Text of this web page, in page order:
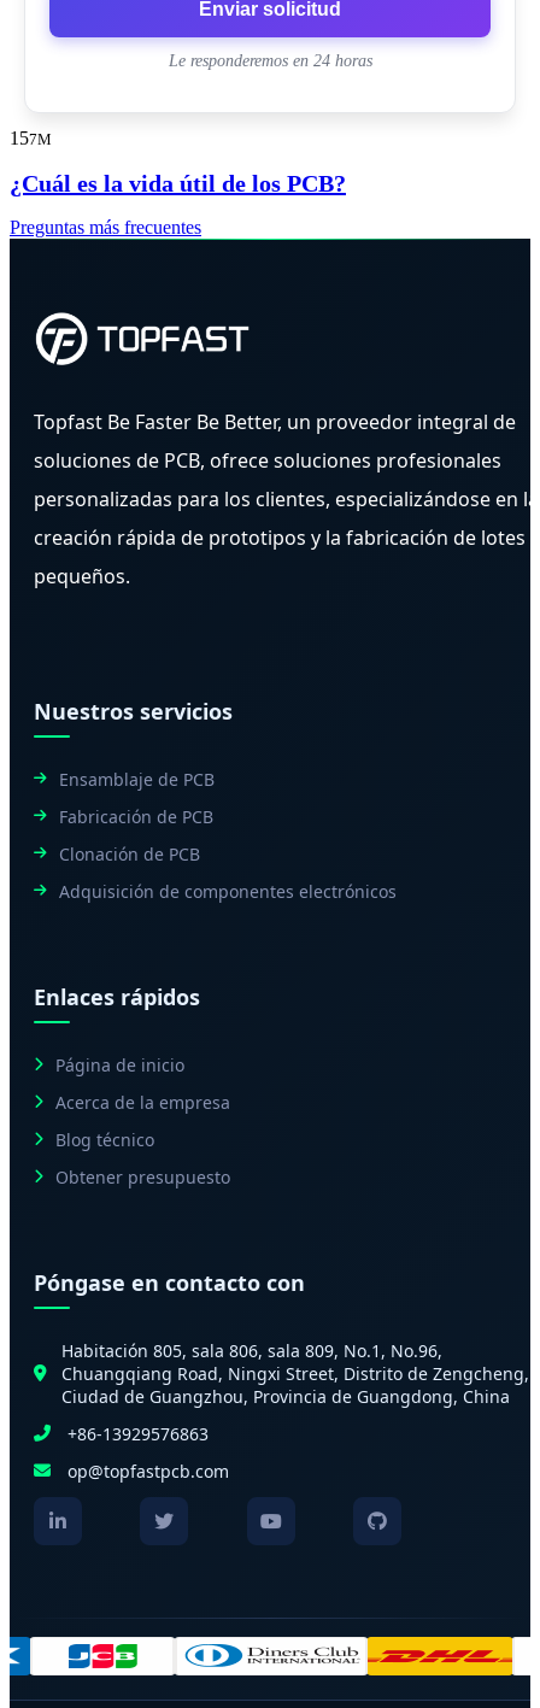
Enviar solicitud
Le responderemos en 24 horas
157M
¿Cuál es la vida útil de los PCB?
Preguntas más frecuentes
Topfast Be Faster Be Better, un proveedor integral de
soluciones de PCB, ofrece soluciones profesionales
personalizadas para los clientes, especializándose en la
creación rápida de prototipos y la fabricación de lotes
pequeños.
Nuestros servicios
Ensamblaje de PCB
Fabricación de PCB
Clonación de PCB
Adquisición de componentes electrónicos
Enlaces rápidos
Página de inicio
Acerca de la empresa
Blog técnico
Obtener presupuesto
Póngase en contacto con
Habitación 805, sala 806, sala 809, No.1, No.96,
Chuangqiang Road, Ningxi Street, Distrito de Zengcheng,
Ciudad de Guangzhou, Provincia de Guangdong, China
+86-13929576863
op@topfastpcb.com